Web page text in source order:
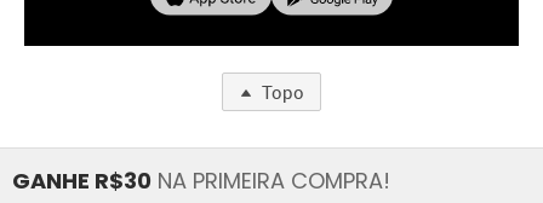
Topo
GANHE R$30 NA PRIMEIRA COMPRA!